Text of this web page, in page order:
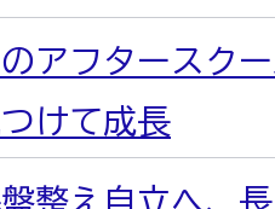
アフタースク
けて成長
整え自立へ、